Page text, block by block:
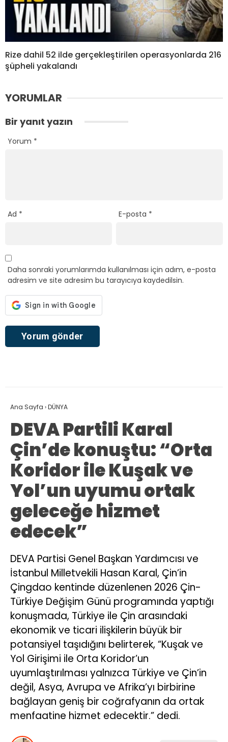
Rize dahil 52 ilde gerçekleştirilen operasyonlarda 216
şüpheli yakalandı
YORUMLAR
Bir yanıt yazın
Yorum *
Ad * E-posta *
Daha sonraki yorumlarımda kullanılması için adım, e-posta
adresim ve site adresim bu tarayıcıya kaydedilsin.
Ana Sayfa ›DÜNYA
DEVA Partili Karal
Çin’de konuştu: “Orta
Koridor ile Kuşak ve
Yol’un uyumu ortak
geleceğe hizmet
edecek”
DEVA Partisi Genel Başkan Yardımcısı ve
İstanbul Milletvekili Hasan Karal, Çin’in
Çingdao kentinde düzenlenen 2026 Çin-
Türkiye Değişim Günü programında yaptığı
konuşmada, Türkiye ile Çin arasındaki
ekonomik ve ticari ilişkilerin büyük bir
potansiyel taşıdığını belirterek, “Kuşak ve
Yol Girişimi ile Orta Koridor’un
uyumlaştırılması yalnızca Türkiye ve Çin’in
değil, Asya, Avrupa ve Afrika’yı birbirine
bağlayan geniş bir coğrafyanın da ortak
menfaatine hizmet edecektir.” dedi.